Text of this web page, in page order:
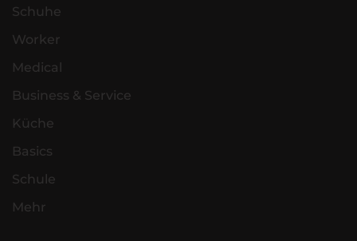
Schuhe
Worker
Medical
Business & Service
Küche
Basics
Schule
Mehr